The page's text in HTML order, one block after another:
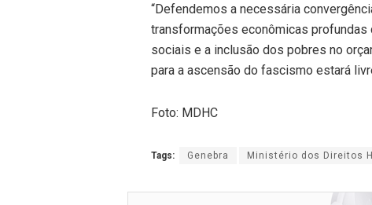
“Defendemos a necessária
transformações econômicas
sociais e a inclusão dos pobres no
para a ascensão do fascismo estará
Foto: MDHC
Tags: Genebra Ministério dos Direitos